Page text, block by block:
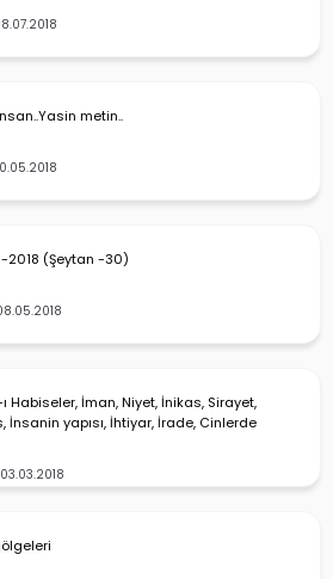
metin..
2018 (Şeytan -30)
Habiseler, İman, Niyet, İnikas, Sirayet,
İnsanin yapısı, İhtiyar, İrade, Cinlerde
03.03.2018